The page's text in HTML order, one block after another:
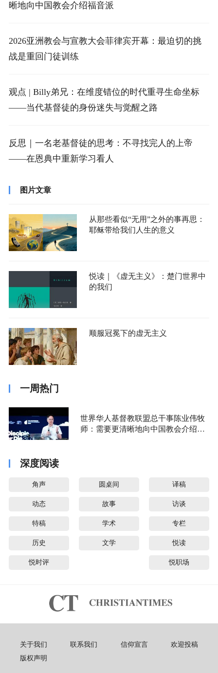
晰地向中国教会介绍福音派
2026亚洲教会与宣教大会菲律宾开幕：最迫切的挑
战是重回门徒训练
观点 | Billy弟兄：在维度错位的时代重寻生命坐标
——当代基督徒的身份迷失与觉醒之路
反思｜一名老基督徒的思考：不寻找完人的上帝
——在恩典中重新学习看人
图片文章
从那些看似“无用”之外的事再思：
耶稣带给我们人生的意义
悦读｜《虚无主义》：楚门世界中
的我们
顺服冠冕下的虚无主义
一周热门
世界华人基督教联盟总干事陈业伟牧
师：需要更清晰地向中国教会介绍福
深度阅读
角声 圆桌间 译稿
动态 故事 访谈
特稿 学术 专栏
历史 文学 悦读
悦时评 悦职场
关于我们 联系我们 信仰宣言
欢迎投稿
版权声明